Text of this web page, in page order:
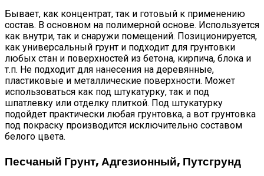
Бывает, как концентрат, так и готовый к применению
состав. В основном на полимерной основе. Используется
как внутри, так и снаружи помещений. Позиционируется,
как универсальный грунт и подходит для грунтовки
любых стан и поверхностей из бетона, кирпича, блока и
т.п. Не подходит для нанесения на деревянные,
пластиковые и металлические поверхности. Может
использоваться как под штукатурку, так и под
шпатлевку или отделку плиткой. Под штукатурку
подойдет практически любая грунтовка, а вот грунтовка
под покраску производится исключительно составом
белого цвета.
Песчаный Грунт, Адгезионный, Путсгрунд